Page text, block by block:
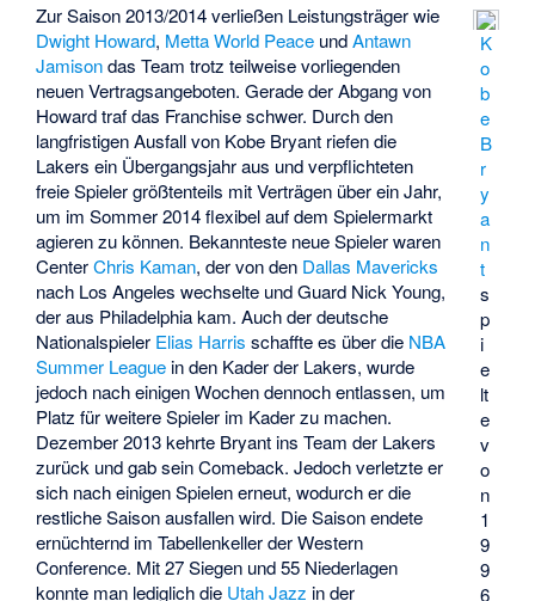
K
o
b
e
B
r
y
a
n
t
s
p
i
e
lt
e
v
o
n
1
9
9
6
Zur Saison 2013/2014 verließen Leistungsträger wie
Dwight Howard, Metta World Peace undAntawn
Jamisondas Team trotz teilweise vorliegenden
neuen Vertragsangeboten. Gerade der Abgang von
Howard traf das Franchise schwer. Durch den
langfristigen Ausfall von Kobe Bryant riefen die
Lakers ein Übergangsjahr aus und verpflichteten
freie Spieler größtenteils mit Verträgen über ein Jahr,
um im Sommer 2014 flexibel auf dem Spielermarkt
agieren zu können. Bekannteste neue Spieler waren
CenterChris Kaman, der von den Dallas Mavericks
nach Los Angeles wechselte und Guard Nick Young,
der aus Philadelphia kam. Auch der deutsche
Nationalspieler Elias Harris schaffte es über die NBA
Summer League in den Kader der Lakers, wurde
jedoch nach einigen Wochen dennoch entlassen, um
Platz für weitere Spieler im Kader zu machen.
Dezember 2013 kehrte Bryant ins Team der Lakers
zurück und gab sein Comeback. Jedoch verletzte er
sich nach einigen Spielen erneut, wodurch er die
restliche Saison ausfallen wird. Die Saison endete
ernüchternd im Tabellenkeller der Western
Conference. Mit 27 Siegen und 55 Niederlagen
konnte man lediglich die Utah Jazz in der